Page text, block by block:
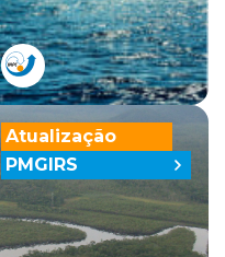
Atualização
PMGIRS